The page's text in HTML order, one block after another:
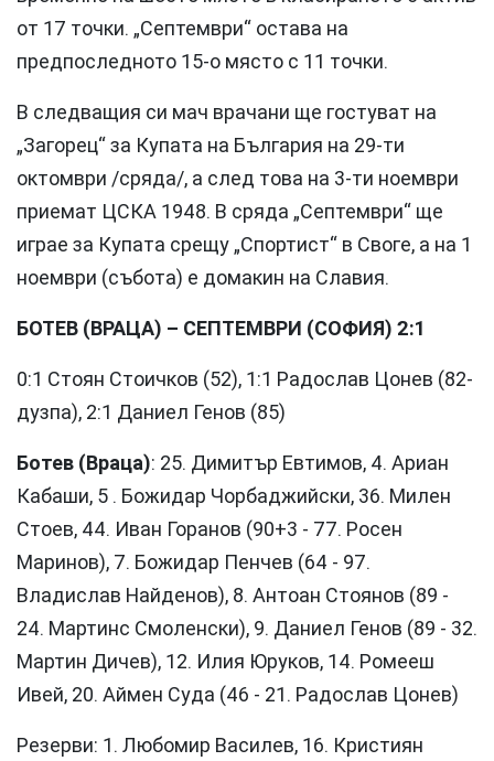
от 17 точки. „Септември“ остава на
предпоследното 15-о място с 11 точки.
В следващия си мач врачани ще гостуват на
„Загорец“ за Купата на България на 29-ти
октомври /сряда/, а след това на 3-ти ноември
приемат ЦСКА 1948. В сряда „Септември“ ще
играе за Купата срещу „Спортист“ в Своге, а на 1
ноември (събота) е домакин на Славия.
БОТЕВ (ВРАЦА) – СЕПТЕМВРИ (СОФИЯ) 2:1
0:1 Стоян Стоичков (52), 1:1 Радослав Цонев (82-
дузпа), 2:1 Даниел Генов (85)
Ботев (Враца): 25. Димитър Евтимов, 4. Ариан
Кабаши, 5 . Божидар Чорбаджийски, 36. Милен
Стоев, 44. Иван Горанов (90+3 - 77. Росен
Маринов), 7. Божидар Пенчев (64 - 97.
Владислав Найденов), 8. Антоан Стоянов (89 -
24. Мартинс Смоленски), 9. Даниел Генов (89 - 32.
Мартин Дичев), 12. Илия Юруков, 14. Ромееш
Ивей, 20. Аймен Суда (46 - 21. Радослав Цонев)
Резерви: 1. Любомир Василев, 16. Кристиян